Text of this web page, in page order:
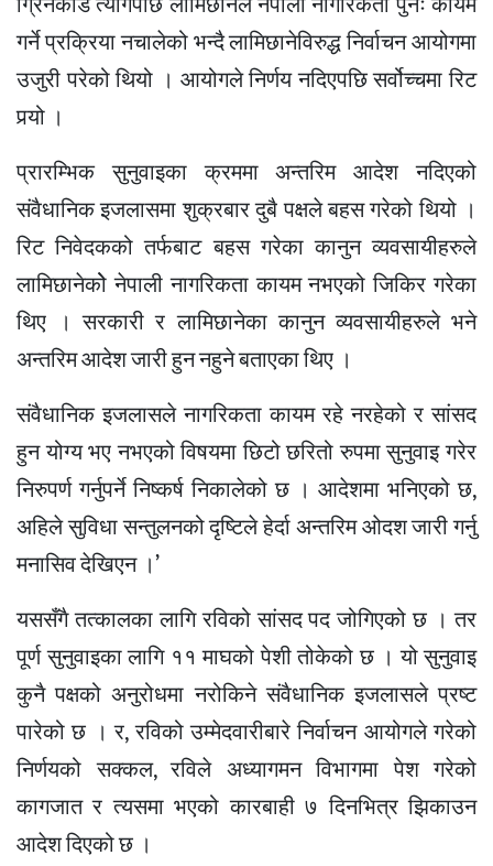
गर्ने प्रक्रिया नचालेको भन्दै लामिछानेविरुद्ध निर्वाचन आयोगमा
उजुरी परेको थियो । आयोगले निर्णय नदिएपछि सर्वोच्चमा रिट
पर्‍यो ।
प्रारम्भिक सुनुवाइका क्रममा अन्तरिम आदेश नदिएको
संवैधानिक इजलासमा शुक्रबार दुबै पक्षले बहस गरेको थियो ।
रिट निवेदकको तर्फबाट बहस गरेका कानुन व्यवसायीहरुले
लामिछानेकोे नेपाली नागरिकता कायम नभएको जिकिर गरेका
थिए । सरकारी र लामिछानेका कानुन व्यवसायीहरुले भने
अन्तरिम आदेश जारी हुन नहुने बताएका थिए ।
संवैधानिक इजलासले नागरिकता कायम रहे नरहेको र सांसद
हुन योग्य भए नभएको विषयमा छिटो छरितो रुपमा सुनुवाइ गरेर
निरुपर्ण गर्नुपर्ने निष्कर्ष निकालेको छ । आदेशमा भनिएको छ,
अहिले सुविधा सन्तुलनको दृष्टिले हेर्दा अन्तरिम ओदश जारी गर्नु
मनासिव देखिएन ।’
यससँगै तत्कालका लागि रविको सांसद पद जोगिएको छ । तर
पूर्ण सुनुवाइका लागि ११ माघको पेशी तोकेको छ । यो सुनुवाइ
कुनै पक्षको अनुरोधमा नरोकिने संवैधानिक इजलासले प्रष्ट
पारेको छ । र, रविको उम्मेदवारीबारे निर्वाचन आयोगले गरेको
निर्णयको सक्कल, रविले अध्यागमन विभागमा पेश गरेको
कागजात र त्यसमा भएको कारबाही ७ दिनभित्र झिकाउन
आदेश दिएको छ ।